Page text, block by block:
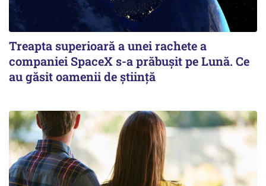
Treapta superioară a unei rachete a
companiei SpaceX s-a prăbușit pe Lună. Ce
au găsit oamenii de știință